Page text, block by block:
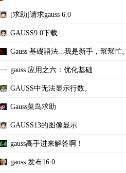
[求助]请求gauss 6.0
GAUSS9.0下载
Gauss 基礎語法...我是新手，幫幫忙。
gauss 应用之六：优化基础
GAUSS中无法显示行数。
Gauss菜鸟求助
GAUSS13的图像显示
gauss高手进来解答啊！
gauss 发布16.0